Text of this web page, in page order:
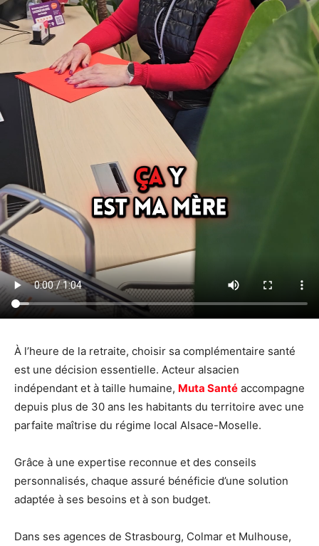
À l’heure de la retraite, choisir sa complémentaire santé
est une décision essentielle. Acteur alsacien
indépendant et à taille humaine, Muta Santé accompagne
depuis plus de 30 ans les habitants du territoire avec une
parfaite maîtrise du régime local Alsace-Moselle.
Grâce à une expertise reconnue et des conseils
personnalisés, chaque assuré bénéficie d’une solution
adaptée à ses besoins et à son budget.
Dans ses agences de Strasbourg, Colmar et Mulhouse,